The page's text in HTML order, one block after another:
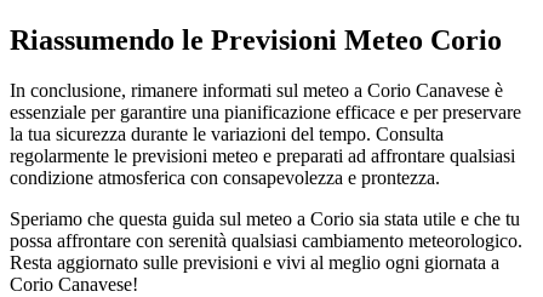
Riassumendo le Previsioni Meteo Corio
In conclusione, rimanere informati sul meteo a Corio Canavese è
essenziale per garantire una pianificazione efficace e per preservare
la tua sicurezza durante le variazioni del tempo. Consulta
regolarmente le previsioni meteo e preparati ad affrontare qualsiasi
condizione atmosferica con consapevolezza e prontezza.
Speriamo che questa guida sul meteo a Corio sia stata utile e che tu
possa affrontare con serenità qualsiasi cambiamento meteorologico.
Resta aggiornato sulle previsioni e vivi al meglio ogni giornata a
Corio Canavese!